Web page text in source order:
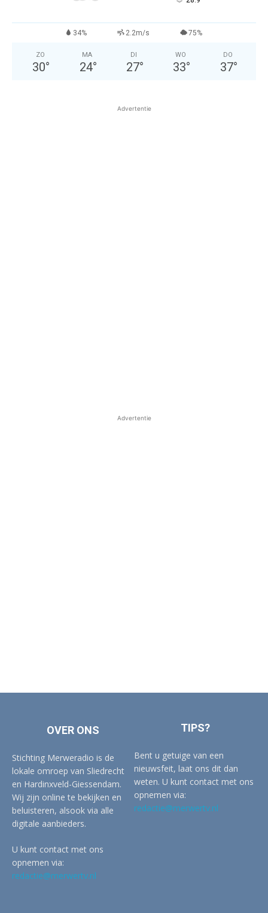
34% 2.2m/s 75%
ZO
30°
MA
24°
DI
27°
WO
33°
DO
37°
Advertentie
Advertentie
OVER ONS
Stichting Merweradio is de
lokale omroep van Sliedrecht
en Hardinxveld-Giessendam.
Wij zijn online te bekijken en
beluisteren, alsook via alle
digitale aanbieders.
U kunt contact met ons
opnemen via:
redactie@merwertv.nl
TIPS?
Bent u getuige van een
nieuwsfeit, laat ons dit dan
weten. U kunt contact met ons
opnemen via:
redactie@merwertv.nl